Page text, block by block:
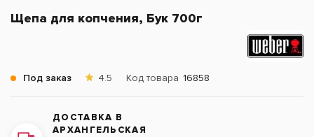
Щепа для копчения, Бук 700г
Под заказ 4.5 Код товара 16858
ДОСТАВКА В
АРХАНГЕЛЬСКАЯ